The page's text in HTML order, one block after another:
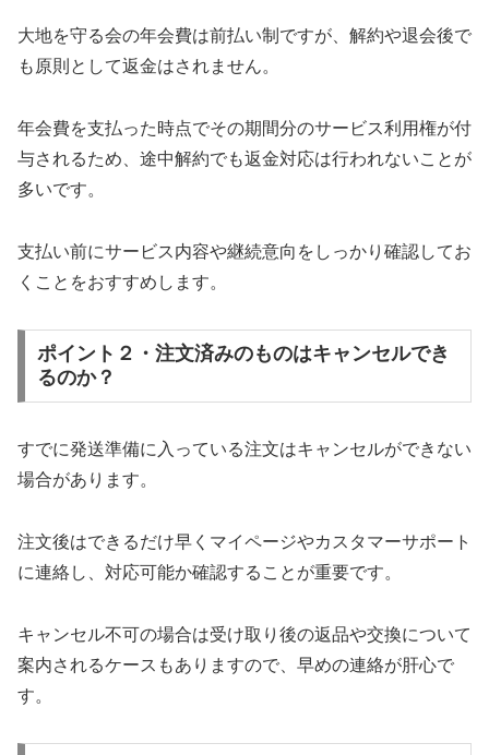
大地を守る会の年会費は前払い制ですが、解約や退会後で
も原則として返金はされません。
年会費を支払った時点でその期間分のサービス利用権が付
与されるため、途中解約でも返金対応は行われないことが
多いです。
支払い前にサービス内容や継続意向をしっかり確認してお
くことをおすすめします。
ポイント２・注文済みのものはキャンセルでき
るのか？
すでに発送準備に入っている注文はキャンセルができない
場合があります。
注文後はできるだけ早くマイページやカスタマーサポート
に連絡し、対応可能か確認することが重要です。
キャンセル不可の場合は受け取り後の返品や交換について
案内されるケースもありますので、早めの連絡が肝心で
す。